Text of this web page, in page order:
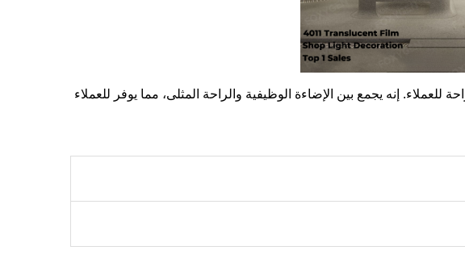
إنه يجمع بين الإضاءة الوظيفية والراحة المثلى، مما يوفر للعملاء